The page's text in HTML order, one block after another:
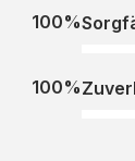
100%
100%